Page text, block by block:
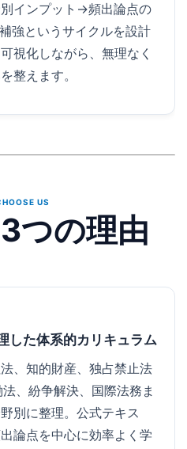
インプット→頻出論点の
強というサイクルを設計
視化しながら、無理なく
整えます。
US
つの理由
した体系的カリキュラム
、知的財産、独占禁止法
、紛争解決、国際法務ま
別に整理。公式テキス
論点を中心に効率よく学